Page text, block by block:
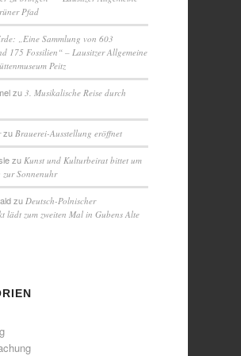
Pfad
„Eine Sammlung von 603
175 Fossilien“ – Lausitzer Allgemeine
Peitz
zu 3. Musikalische Reise durch
zu Brauerei-Ausstellung eröffnet
zu Kunst und Kulturbeirat bittet um
Sonnenuhr
zu Deutsch-Polnischer
lädt zum zweiten Mal in Gubens Alte